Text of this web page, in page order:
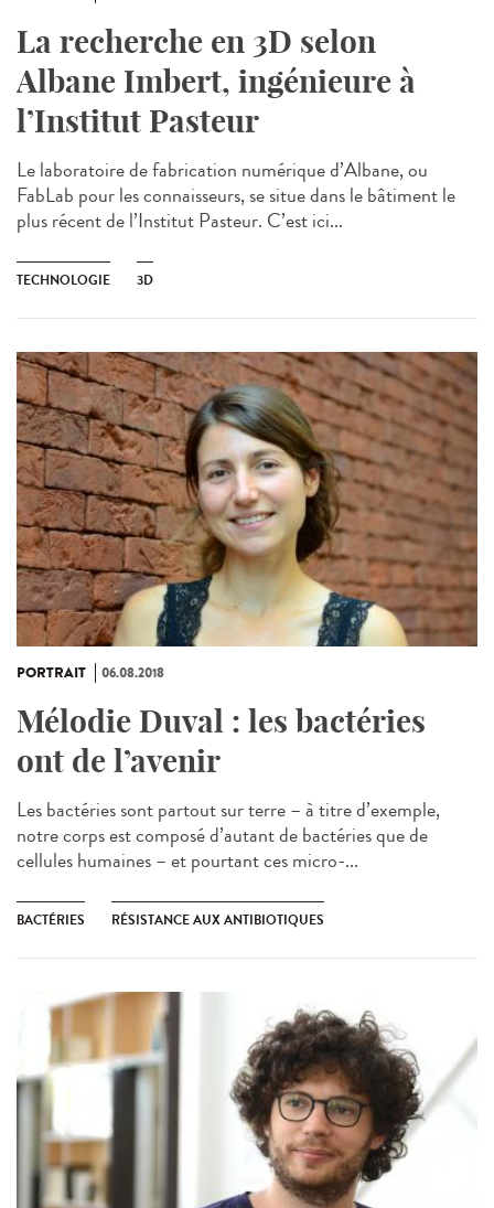
La recherche en 3D selon
Albane Imbert, ingénieure à
l’Institut Pasteur
Le laboratoire de fabrication numérique d’Albane, ou
FabLab pour les connaisseurs, se situe dans le bâtiment le
plus récent de l’Institut Pasteur. C’est ici...
TECHNOLOGIE 3D
PORTRAIT 06.08.2018
Mélodie Duval : les bactéries
ont de l’avenir
Les bactéries sont partout sur terre – à titre d’exemple,
notre corps est composé d’autant de bactéries que de
cellules humaines – et pourtant ces micro-...
BACTÉRIES RÉSISTANCE AUX ANTIBIOTIQUES